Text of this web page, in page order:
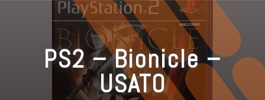
PS2 – Bionicle –
USATO